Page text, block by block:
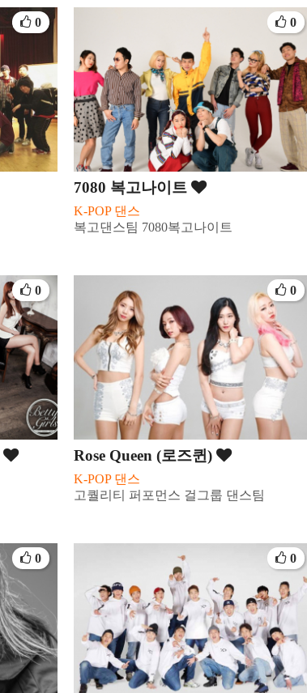
0
7080 복고나이트
K-POP 댄스
복고댄스팀 7080복고나이트
0
0
Rose Queen (로즈퀸)
K-POP 댄스
고퀄리티 퍼포먼스 걸그룹 댄스팀
0
0 0